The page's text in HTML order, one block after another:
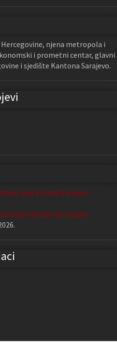
njena metropola i
i prometni centar, glavni
i sjedište Kantona Sarajevo.
vijeća Grada Sarajeva
Udruženju slijepih